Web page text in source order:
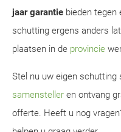
jaar garantie bieden tegen
schutting ergens anders
plaatsen in de provincie
Stel nu uw eigen schutting
samensteller en ontvang
offerte. Heeft u nog